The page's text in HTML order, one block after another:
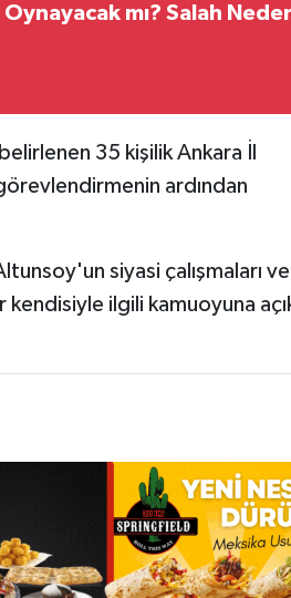
mı? Salah
35 kişilik Ankara İl
ardından
siyasi çalışmaları ve
ilgili kamuoyuna